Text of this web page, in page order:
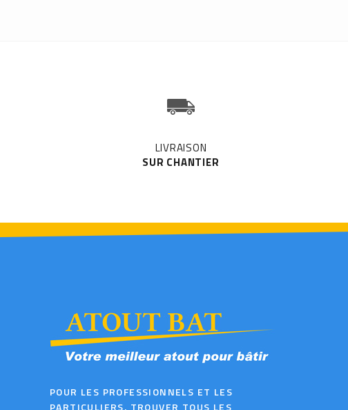
LIVRAISON
SUR CHANTIER
POUR LES PROFESSIONNELS ET LES
PARTICULIERS. TROUVER TOUS LES